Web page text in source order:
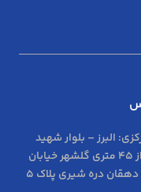
البرز – بلوار شهید
بهشتی بالاتر از 45 متری گلشهر خیابان
دره شیری پلاک 5